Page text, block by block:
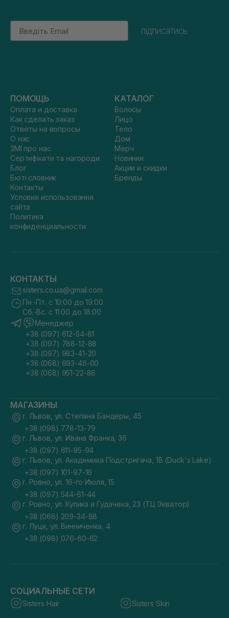
Email
підписатись
ПОМОЩЬ
Оплата и доставка
Как сделать заказ
Ответы на вопросы
О нас
ЗМІ про нас
Сертифікати та нагороди
Блог
Бюті словник
Контакты
Условия использования
сайта
Политика
конфиденциальности
КАТАЛОГ
Волосы
Лицо
Тело
Дом
Мерч
Новинки
Акции и скидки
Бренды
КОНТАКТЫ
sisters.co.ua@gmail.com
Пн.-Пт. с 10:00 до 19:00
Сб.-Вс. с 11:00 до 18:00
Менеджер
+38 (097) 612-54-81
+38 (097) 788-12-88
+38 (097) 983-41-20
+38 (068) 693-46-00
+38 (068) 951-22-86
МАГАЗИНЫ
г. Львов, ул. Степана Бандеры, 45
+38 (098) 778-13-79
г. Львов, ул. Ивана Франка, 36
+38 (097) 611-95-94
г. Львов, ул. Академика Подстригача, 1В (Duck's Lake)
+38 (097) 101-97-16
г. Ровно, ул. 16-го Июля, 15
+38 (097) 544-61-44
г. Ровно, ул. Кулика и Гудачека, 23 (ТЦ Экватор)
+38 (068) 209-34-88
г. Луцк, ул. Винниченка, 4
+38 (098) 076-60-62
СОЦИАЛЬНЫЕ СЕТИ
Sisters Hair Sisters Skin